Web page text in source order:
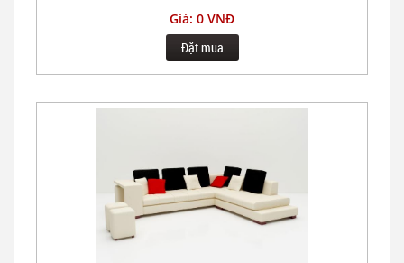
Giá: 0 VNĐ
Đặt mua